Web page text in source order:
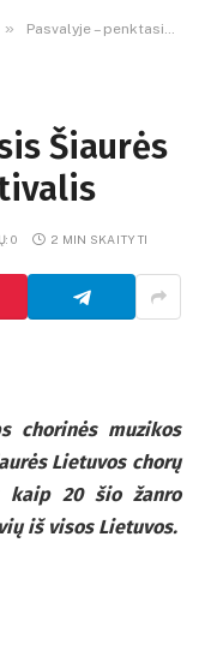
» Pasvalyje – penktasis Šiaurės Lietuvos chorų festivalis
Šiaurės
0 2 MIN SKAITYTI
chorinės muzikos
Lietuvos chorų
kaip 20 šio žanro
iš visos Lietuvos.